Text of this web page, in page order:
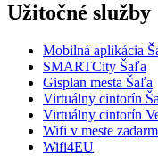
Užitočné služby
Mobilná aplikácia
SMARTCity Šaľa
Gisplan mesta Šaľa
Virtuálny cintorín
Virtuálny cintorín
Wifi v meste
Wifi4EU